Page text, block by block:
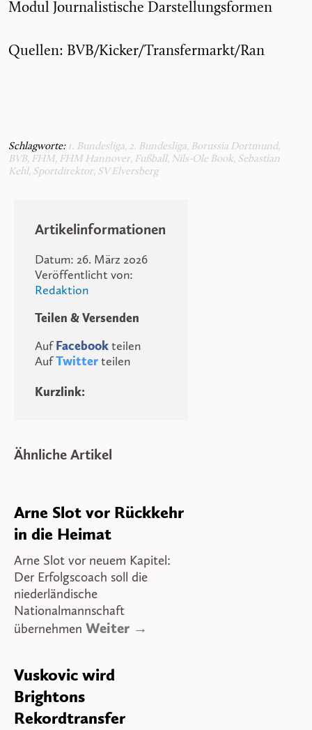
Modul Journalistische Darstellungsformen
Quellen: BVB/Kicker/Transfermarkt/Ran
Schlagworte: 1. Bundesliga, 2. Bundesliga, Borussia Dortmund,
BVB, FHM, FHM Hannover, Fußball, Nils-Ole Book, Sebastian
Kehl, Sportdirektor, SV Elversberg
Artikelinformationen
Datum: 26. März 2026
Veröffentlicht von:
Redaktion
Teilen & Versenden
AufFacebookteilen
AufTwitterteilen
Kurzlink:
Ähnliche Artikel
Arne Slot vor Rückkehr
in die Heimat
Arne Slot vor neuem Kapitel:
Der Erfolgscoach soll die
niederländische
Nationalmannschaft
übernehmen Weiter →
Vuskovic wird
Brightons
Rekordtransfer